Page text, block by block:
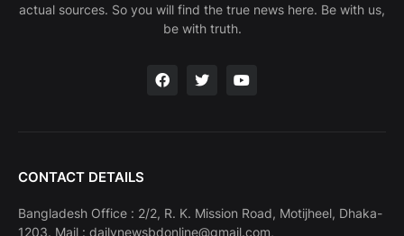
actual sources. So you will find the true news here. Be with us,
be with truth.
CONTACT DETAILS
Bangladesh Office : 2/2, R. K. Mission Road, Motijheel, Dhaka-
1203. Mail : dailynewsbdonline@gmail.com,